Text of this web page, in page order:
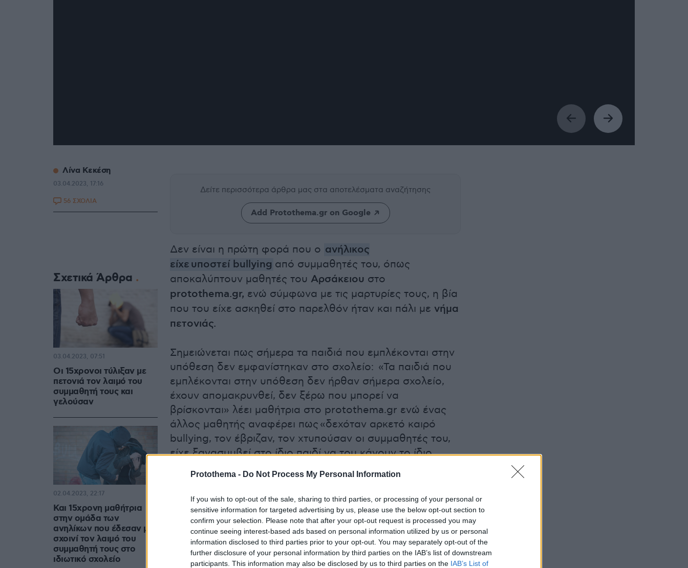
Protothema - Do Not Process My Personal Information
If you wish to opt-out of the sale, sharing to third parties, or processing of your personal or
sensitive information for targeted advertising by us, please use the below opt-out section to
confirm your selection. Please note that after your opt-out request is processed you may
continue seeing interest-based ads based on personal information utilized by us or personal
information disclosed to third parties prior to your opt-out. You may separately opt-out of the
further disclosure of your personal information by third parties on the IAB’s list of downstream
participants. This information may also be disclosed by us to third parties on the IAB’s List of
Δείτε περισσότερα άρθρα μας στα αποτελέσματα αναζήτησης
Add Protothema.gr on Google
Δεν είναι η πρώτη φορά που ο ανήλικος
είχε υποστεί bullying από συμμαθητές του, όπως
αποκαλύπτουν μαθητές του Αρσάκειου στο
protothema.gr, ενώ σύμφωνα με τις μαρτυρίες τους, η βία
που του είχε ασκηθεί στο παρελθόν ήταν και πάλι με νήμα
πετονιάς.
Σημειώνεται πως σήμερα τα παιδιά που εμπλέκονται στην
υπόθεση δεν εμφανίστηκαν στο σχολείο: «Τα παιδιά που
εμπλέκονται στην υπόθεση δεν ήρθαν σήμερα σχολείο,
έχουν απομακρυνθεί, δεν ξέρω που μπορεί να
βρίσκονται» λέει μαθήτρια στο protothema.gr ενώ ένας
άλλος μαθητής αναφέρει πως «δεχόταν αρκετό καιρό
bullying, τον έβριζαν, τον χτυπούσαν οι συμμαθητές του,
είχε ξανασυμβεί στο ίδιο παιδί να του κάνουν το ίδιο
Λίνα Κεκέση
03.04.2023, 17:16
56 ΣΧΟΛΙΑ
Σχετικά Άρθρα
Οι 15χρονοι τύλιξαν με
πετονιά τον λαιμό του
συμμαθητή τους και
γελούσαν
03.04.2023, 07:51
Και 15χρονη μαθήτρια
στην ομάδα των
ανηλίκων που έδεσαν με
σχοινί τον λαιμό του
συμμαθητή τους στο
ιδιωτικό σχολείο
02.04.2023, 22:17